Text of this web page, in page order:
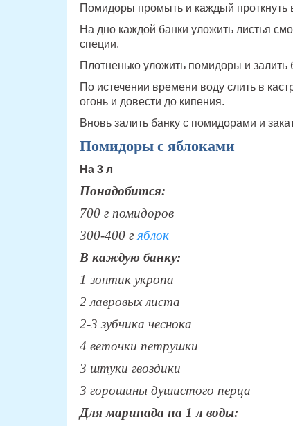
Помидоры промыть и каждый проткнуть
На дно каждой банки уложить листья
специи.
Плотненько уложить помидоры и залить
По истечении времени воду слить в
огонь и довести до кипения.
Вновь залить банку с помидорами и
Помидоры с яблоками
На 3 л
Понадобится:
700 г помидоров
300-400 г яблок
В каждую банку:
1 зонтик укропа
2 лавровых листа
2-3 зубчика чеснока
4 веточки петрушки
3 штуки гвоздики
3 горошины душистого перца
Для маринада на 1 л воды: